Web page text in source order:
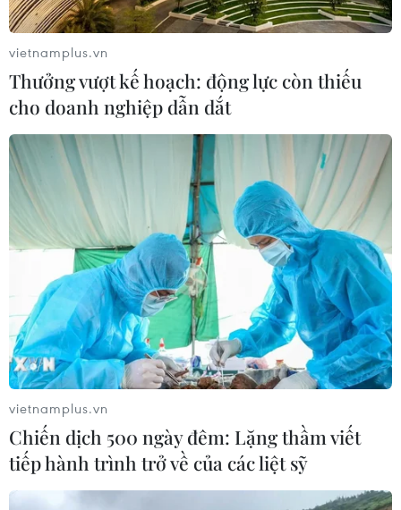
vietnamplus.vn
Thưởng vượt kế hoạch: động lực còn thiếu
cho doanh nghiệp dẫn dắt
vietnamplus.vn
Chiến dịch 500 ngày đêm: Lặng thầm viết
tiếp hành trình trở về của các liệt sỹ